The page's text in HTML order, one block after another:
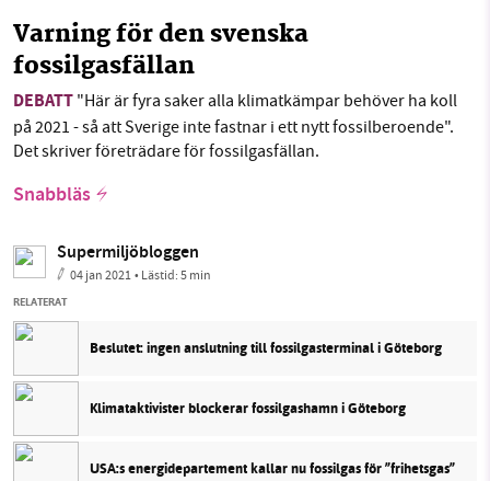
Varning för den svenska
fossilgasfällan
DEBATT "Här är fyra saker alla klimatkämpar behöver ha koll
på 2021 - så att Sverige inte fastnar i ett nytt fossilberoende".
Det skriver företrädare för fossilgasfällan.
Snabbläs
Supermiljöbloggen
04 jan 2021• Lästid:5 min
RELATERAT
Beslutet: ingen anslutning till fossilgasterminal i Göteborg
Klimataktivister blockerar fossilgashamn i Göteborg
USA:s energidepartement kallar nu fossilgas för ”frihetsgas”